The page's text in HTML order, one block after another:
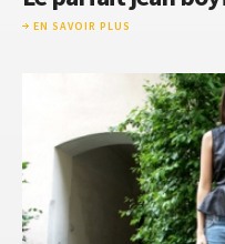
EN SAVOIR PLUS